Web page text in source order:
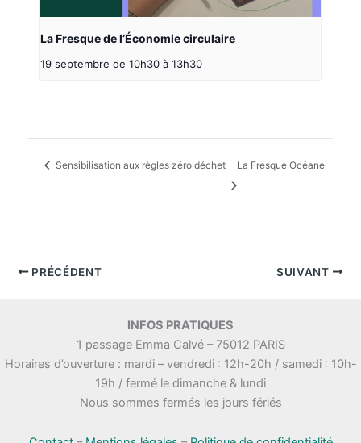
La Fresque de l’Économie circulaire
19 septembre de 10h30 à 13h30
Sensibilisation aux règles zéro déchet La Fresque Océane
PRÉCÉDENT SUIVANT
INFOS PRATIQUES
1 passage Emma Calvé – 75012 PARIS
Horaires d’ouverture : mardi – vendredi : 12h-20h / samedi : 10h-
19h / fermé le dimanche & lundi
Nous sommes fermés les jours fériés